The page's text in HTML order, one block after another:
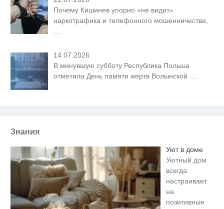
Почему Кишинев упорно «не видит»
наркотрафика и телефонного мошенничества,
14.07.2026
В минувшую субботу Республика Польша
отметила День памяти жертв Волынской …
Знания
Уют в доме
Уютный дом
всегда
настраивает
на
позитивные